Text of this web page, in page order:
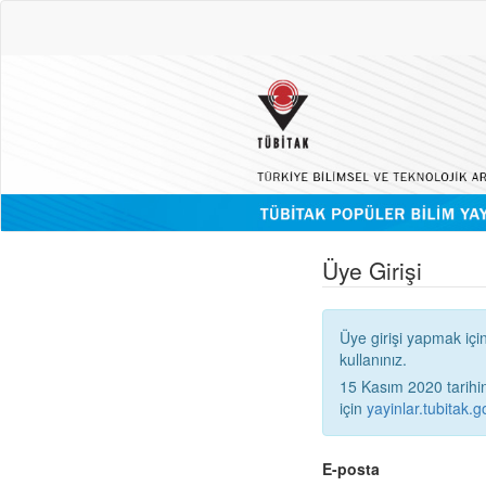
Üye Girişi
Üye girişi yapmak için
kullanınız.
15 Kasım 2020
için
E-posta